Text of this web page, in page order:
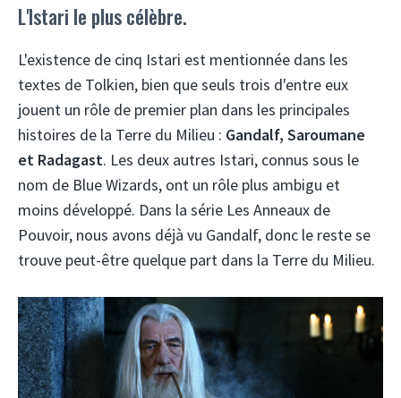
L'Istari le plus célèbre.
L'existence de cinq Istari est mentionnée dans les
textes de Tolkien, bien que seuls trois d'entre eux
jouent un rôle de premier plan dans les principales
histoires de la Terre du Milieu : Gandalf, Saroumane
et Radagast. Les deux autres Istari, connus sous le
nom de Blue Wizards, ont un rôle plus ambigu et
moins développé. Dans la série Les Anneaux de
Pouvoir, nous avons déjà vu Gandalf, donc le reste se
trouve peut-être quelque part dans la Terre du Milieu.